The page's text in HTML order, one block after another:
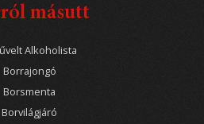
másutt
Alkoholista
Borrajongó
Borsmenta
Borvilágjáró